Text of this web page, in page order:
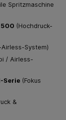
Spritzmaschine
500 (Hochdruck-
Airless-System)
/ Airless-
Serie (Fokus
&